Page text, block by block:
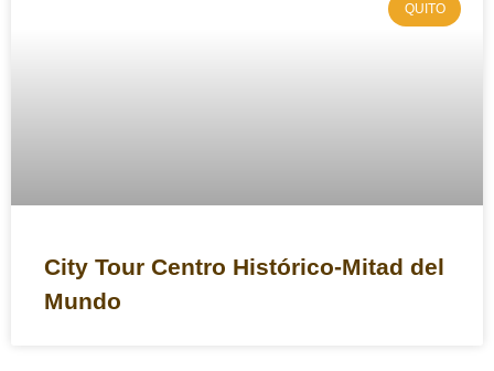
QUITO
City Tour Centro Histórico-Mitad del
Mundo